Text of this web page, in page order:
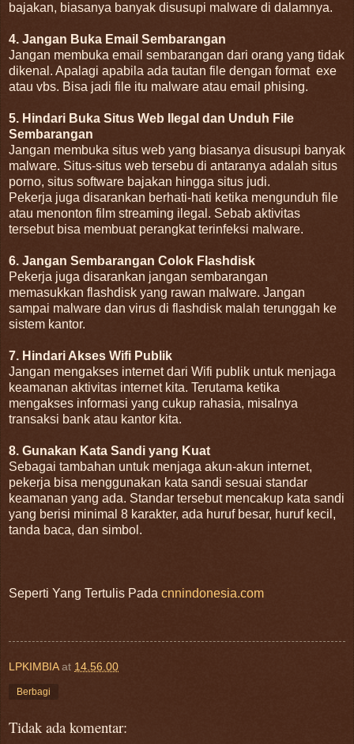
bajakan, biasanya banyak disusupi malware di dalamnya.
4. Jangan Buka Email Sembarangan
Jangan membuka email sembarangan dari orang yang tidak
dikenal. Apalagi apabila ada tautan file dengan format exe
atau vbs. Bisa jadi file itu malware atau email phising.
5. Hindari Buka Situs Web Ilegal dan Unduh File
Sembarangan
Jangan membuka situs web yang biasanya disusupi banyak
malware. Situs-situs web tersebu di antaranya adalah situs
porno, situs software bajakan hingga situs judi.
Pekerja juga disarankan berhati-hati ketika mengunduh file
atau menonton film streaming ilegal. Sebab aktivitas
tersebut bisa membuat perangkat terinfeksi malware.
6. Jangan Sembarangan Colok Flashdisk
Pekerja juga disarankan jangan sembarangan
memasukkan flashdisk yang rawan malware. Jangan
sampai malware dan virus di flashdisk malah terunggah ke
sistem kantor.
7. Hindari Akses Wifi Publik
Jangan mengakses internet dari Wifi publik untuk menjaga
keamanan aktivitas internet kita. Terutama ketika
mengakses informasi yang cukup rahasia, misalnya
transaksi bank atau kantor kita.
8. Gunakan Kata Sandi yang Kuat
Sebagai tambahan untuk menjaga akun-akun internet,
pekerja bisa menggunakan kata sandi sesuai standar
keamanan yang ada. Standar tersebut mencakup kata sandi
yang berisi minimal 8 karakter, ada huruf besar, huruf kecil,
tanda baca, dan simbol.
Seperti Yang Tertulis Pada cnnindonesia.com
LPKIMBIA at 14.56.00
Berbagi
Tidak ada komentar: